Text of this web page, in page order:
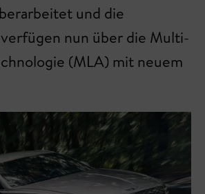
und die
nun über die Multi-
(MLA) mit neuem